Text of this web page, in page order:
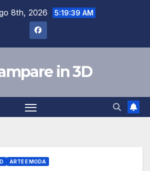
8th, 2026 5:19:39 AM
in 3D
ARTE E MODA